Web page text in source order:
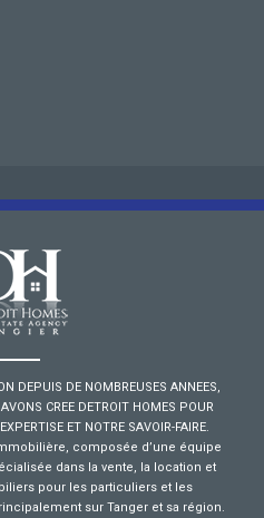
DEPUIS DE NOMBREUSES ANNEES,
CREE DETROIT HOMES POUR
ET NOTRE SAVOIR-FAIRE.
composée d’une équipe
dans la vente, la location et
pour les particuliers et les
sur Tanger et sa région.